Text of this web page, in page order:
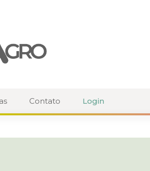
Contato Login